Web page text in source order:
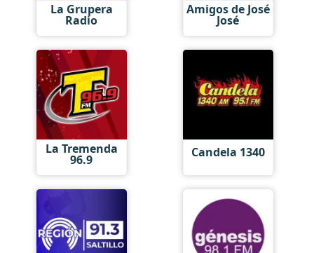
La Grupera
Radio
Amigos de José
José
La Tremenda
96.9 Candela 1340